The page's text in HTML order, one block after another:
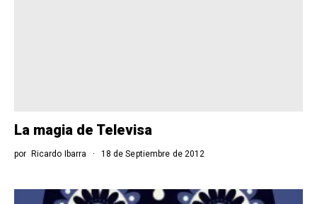
La magia de Televisa
por Ricardo Ibarra 18 de Septiembre de 2012